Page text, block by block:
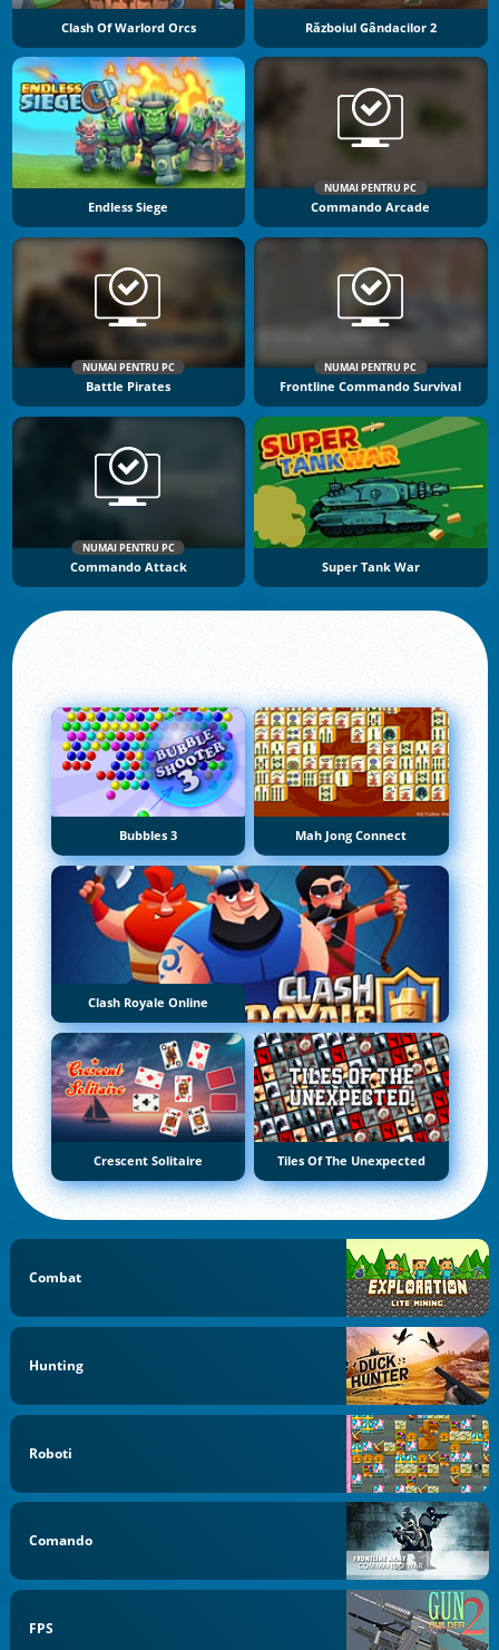
Clash Of Warlord Orcs Războiul Gândacilor 2
Endless Siege
NUMAI PENTRU PC
Commando Arcade
NUMAI PENTRU PC
Battle Pirates
NUMAI PENTRU PC
Frontline Commando Survival
NUMAI PENTRU PC
Commando Attack Super Tank War
Bubbles 3 Mah Jong Connect
Clash Royale Online
Crescent Solitaire Tiles Of The Unexpected
Combat
Hunting
Roboti
Comando
FPS